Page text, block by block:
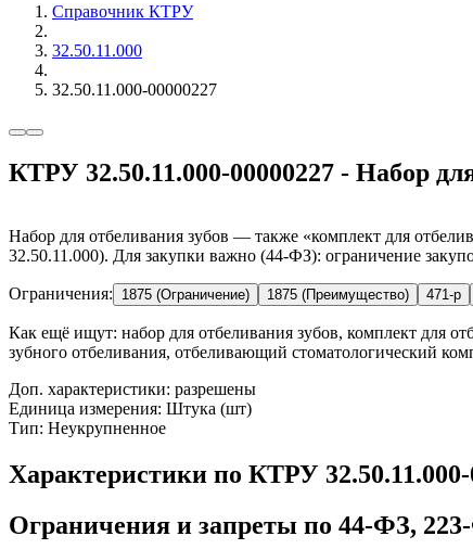
Справочник КТРУ
32.50.11.000
32.50.11.000-00000227
КТРУ 32.50.11.000-00000227 - Набор
Набор для отбеливания зубов — также «комплект для
32.50.11.000). Для закупки важно (44-ФЗ): ограничение
Ограничения: 1875 (Ограничение) 1875 (Преимущество) 471-р
Как ещё ищут: набор для отбеливания зубов, комплект для
зубного отбеливания, отбеливающий стоматологический
Доп. характеристики: разрешены
Единица измерения: Штука (шт)
Тип: Неукрупненное
Характеристики по КТРУ
Ограничения и запреты по 44-ФЗ,